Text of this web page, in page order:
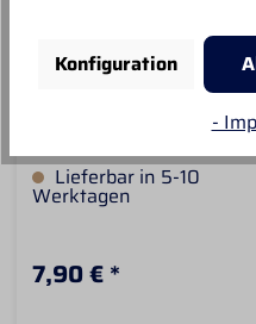
TIERHAARENTFERN
ER
Tierhaarentferner lässt
sich das lose Winterfell
Deines Pferdes einfach
und mühelos
um Pferde- Hunde- und
Katzenhaare von Pads,
Lieferbar in 5-10
Werktagen
7,90 € *
Konfiguration
-